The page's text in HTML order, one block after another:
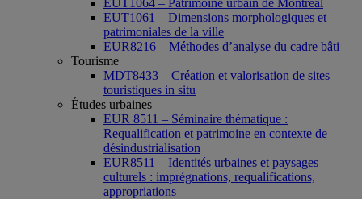
EUT1064 – Patrimoine urbain de Montréal
EUT1061 – Dimensions morphologiques et
patrimoniales de la ville
EUR8216 – Méthodes d’analyse du cadre bâti
Tourisme
MDT8433 – Création et valorisation de sites
touristiques in situ
Études urbaines
EUR 8511 – Séminaire thématique :
Requalification et patrimoine en contexte de
désindustrialisation
EUR8511 – Identités urbaines et paysages
culturels : imprégnations, requalifications,
appropriations